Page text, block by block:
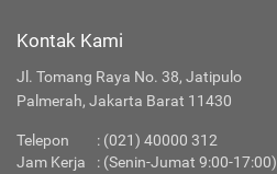
Kontak Kami
Jl. Tomang Raya No. 38, Jatipulo
Palmerah, Jakarta Barat 11430
Telepon : (021) 40000 312
Jam Kerja
: (Senin-Jumat 9:00-17:00)